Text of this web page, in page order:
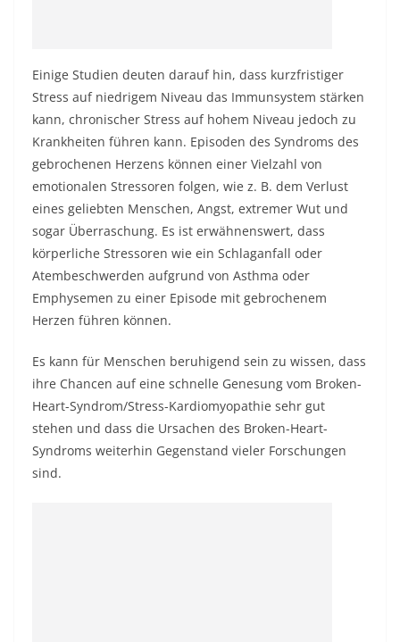
Einige Studien deuten darauf hin, dass kurzfristiger
Stress auf niedrigem Niveau das Immunsystem stärken
kann, chronischer Stress auf hohem Niveau jedoch zu
Krankheiten führen kann. Episoden des Syndroms des
gebrochenen Herzens können einer Vielzahl von
emotionalen Stressoren folgen, wie z. B. dem Verlust
eines geliebten Menschen, Angst, extremer Wut und
sogar Überraschung. Es ist erwähnenswert, dass
körperliche Stressoren wie ein Schlaganfall oder
Atembeschwerden aufgrund von Asthma oder
Emphysemen zu einer Episode mit gebrochenem
Herzen führen können.
Es kann für Menschen beruhigend sein zu wissen, dass
ihre Chancen auf eine schnelle Genesung vom Broken-
Heart-Syndrom/Stress-Kardiomyopathie sehr gut
stehen und dass die Ursachen des Broken-Heart-
Syndroms weiterhin Gegenstand vieler Forschungen
sind.